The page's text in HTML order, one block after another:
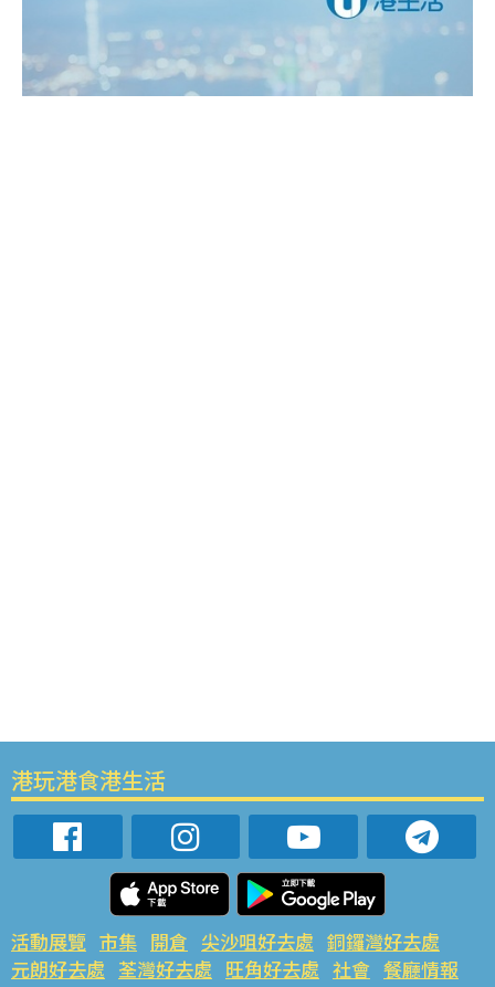
港玩港食港生活
活動展覽 市集 開倉 尖沙咀好去處 銅鑼灣好去處
元朗好去處 荃灣好去處 旺角好去處 社會 餐廳情報